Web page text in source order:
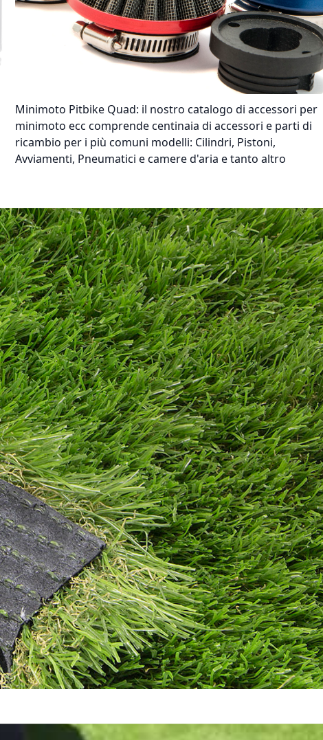
Minimoto Pitbike Quad: il nostro catalogo di accessori per
minimoto ecc comprende centinaia di accessori e parti di
ricambio per i più comuni modelli: Cilindri, Pistoni,
Avviamenti, Pneumatici e camere d'aria e tanto altro